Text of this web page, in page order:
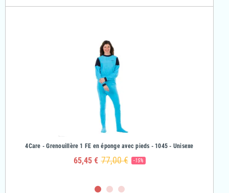
4Care - Grenouillère 1 FE en éponge avec pieds - 1045 - Unisexe
65,45 € 77,00 € -15%